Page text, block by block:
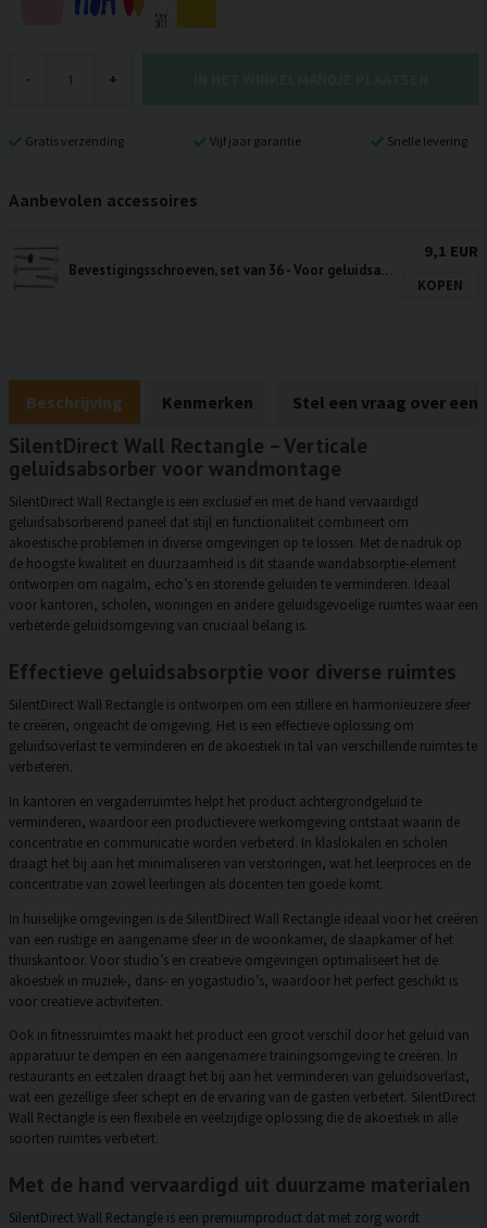
- +
Gratis verzending Vijf jaar garantie Snelle levering
Aanbevolen accessoires
Bevestigingsschroeven, set van 36 - Voor geluidsabsorberende panelen
9,1 EUR
KOPEN
Beschrijving Kenmerken Stel een vraag over een
SilentDirect Wall Rectangle – Verticale
geluidsabsorber voor wandmontage
SilentDirect Wall Rectangle is een exclusief en met de hand vervaardigd
geluidsabsorberend paneel dat stijl en functionaliteit combineert om
akoestische problemen in diverse omgevingen op te lossen. Met de nadruk op
de hoogste kwaliteit en duurzaamheid is dit staande wandabsorptie-element
ontworpen om nagalm, echo’s en storende geluiden te verminderen. Ideaal
voor kantoren, scholen, woningen en andere geluidsgevoelige ruimtes waar een
verbeterde geluidsomgeving van cruciaal belang is.
Effectieve geluidsabsorptie voor diverse ruimtes
SilentDirect Wall Rectangle is ontworpen om een stillere en harmonieuzere sfeer
te creëren, ongeacht de omgeving. Het is een effectieve oplossing om
geluidsoverlast te verminderen en de akoestiek in tal van verschillende ruimtes te
verbeteren.
In kantoren en vergaderruimtes helpt het product achtergrondgeluid te
verminderen, waardoor een productievere werkomgeving ontstaat waarin de
concentratie en communicatie worden verbeterd. In klaslokalen en scholen
draagt het bij aan het minimaliseren van verstoringen, wat het leerproces en de
concentratie van zowel leerlingen als docenten ten goede komt.
In huiselijke omgevingen is de SilentDirect Wall Rectangle ideaal voor het creëren
van een rustige en aangename sfeer in de woonkamer, de slaapkamer of het
thuiskantoor. Voor studio’s en creatieve omgevingen optimaliseert het de
akoestiek in muziek-, dans- en yogastudio’s, waardoor het perfect geschikt is
voor creatieve activiteiten.
Ook in fitnessruimtes maakt het product een groot verschil door het geluid van
apparatuur te dempen en een aangenamere trainingsomgeving te creëren. In
restaurants en eetzalen draagt het bij aan het verminderen van geluidsoverlast,
wat een gezellige sfeer schept en de ervaring van de gasten verbetert. SilentDirect
Wall Rectangle is een flexibele en veelzijdige oplossing die de akoestiek in alle
soorten ruimtes verbetert.
Met de hand vervaardigd uit duurzame materialen
SilentDirect Wall Rectangle is een premiumproduct dat met zorg wordt